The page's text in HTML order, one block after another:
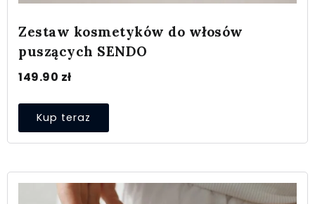
Zestaw kosmetyków do włosów
puszących SENDO
149.90 zł
Kup teraz